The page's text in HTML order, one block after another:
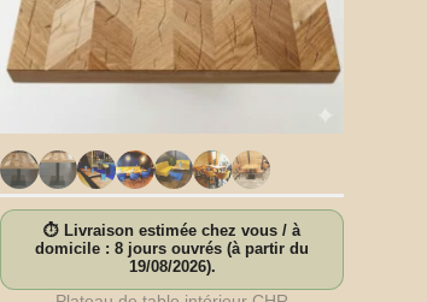
⏱ Livraison estimée chez vous / à
domicile : 8 jours ouvrés (à partir du
19/08/2026).